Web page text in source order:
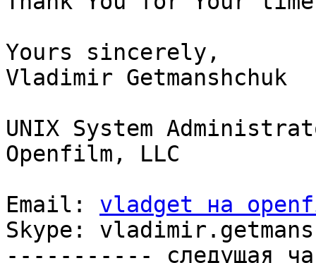
Yours sincerely,
Vladimir Getmanshchuk
UNIX System
Openfilm, LLC
Email: vladget на
Skype:
----------- следущая